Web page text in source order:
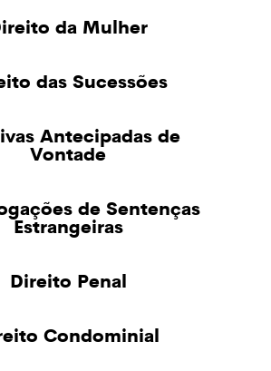
da Mulher
das Sucessões
Antecipadas de
Vontade
de Sentenças
Estrangeiras
Direito Penal
Condominial